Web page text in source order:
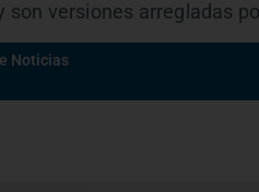
son versiones arregladas
Noticias